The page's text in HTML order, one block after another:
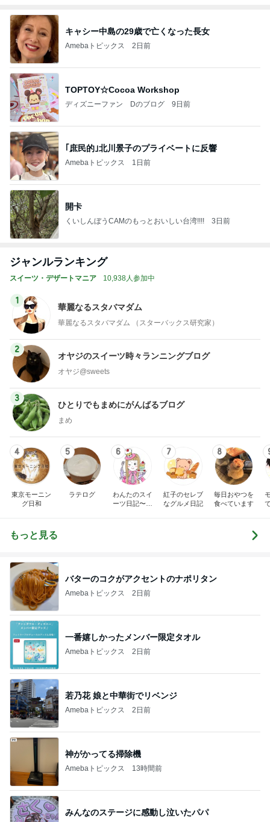
キャシー中島の29歳で亡くなった長女
Amebaトピックス 2日前
TOPTOY☆Cocoa Workshop
ディズニーファン Dのブログ 9日前
｢庶民的｣北川景子のプライベートに反響
Amebaトピックス 1日前
開卡
くいしんぼうCAMのもっとおいしい台湾!!!! 3日前
ジャンルランキング
スイーツ・デザートマニア 10,938人参加中
1
華麗なるスタバマダム
華麗なるスタバマダム （スターバックス研究家）
2
オヤジのスイーツ時々ランニングブログ
オヤジ@sweets
3
ひとりでもまめにがんばるブログ
まめ
4
東京モーニン
グ日和
5
ラテログ
6
わんたのスイ
ーツ日記〜小
7
紅子のセレブ
なグルメ日記
8
毎日おやつを
食べています
もっと見る
バターのコクがアクセントのナポリタン
Amebaトピックス 2日前
一番嬉しかったメンバー限定タオル
Amebaトピックス 2日前
若乃花 娘と中華街でリベンジ
Amebaトピックス 2日前
神がかってる掃除機
Amebaトピックス 13時間前
みんなのステージに感動し泣いたパパ